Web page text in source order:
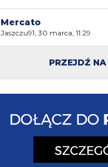
Mercato
Jaszczu91, 30 marca, 11:29
PRZEJDŹ